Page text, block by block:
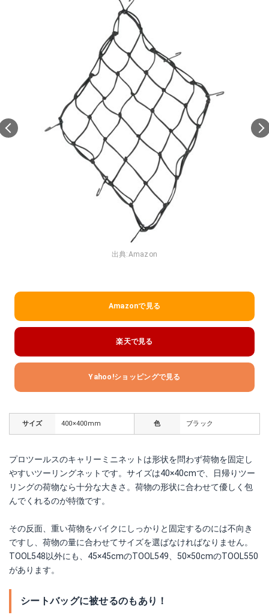
出典:Amazon
Amazonで見る
楽天で見る
Yahoo!ショッピングで見る
サイズ 400×400mm 色 ブラック
プロツールスのキャリーミニネットは形状を問わず荷物を固定し
やすいツーリングネットです。サイズは40×40cmで、日帰りツー
リングの荷物なら十分な大きさ。荷物の形状に合わせて優しく包
んでくれるのが特徴です。
その反面、重い荷物をバイクにしっかりと固定するのには不向き
ですし、荷物の量に合わせてサイズを選ばなければなりません。
TOOL548以外にも、45×45cmのTOOL549、50×50cmのTOOL550
があります。
シートバッグに被せるのもあり！